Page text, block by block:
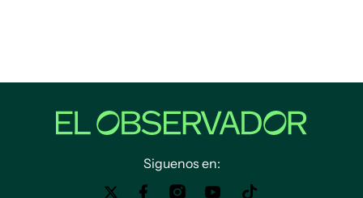
Siguenos en: